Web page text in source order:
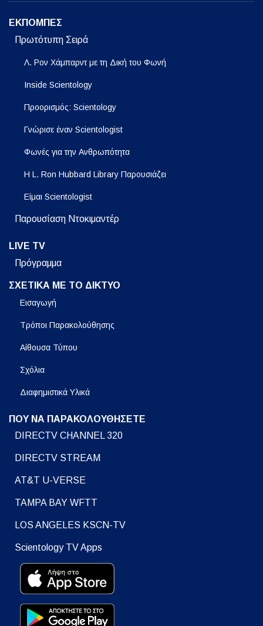
ΕΚΠΟΜΠΕΣ
Πρωτότυπη Σειρά
Λ. Ρον Χάμπαρντ με τη Δική του Φωνή
Inside Scientology
Προορισμός: Scientology
Γνώρισε έναν Scientologist
Φωνές για την Ανθρωπότητα
Η L. Ron Hubbard Library Παρουσιάζει
Είμαι Scientologist
Παρουσίαση Ντοκιμαντέρ
LIVE TV
Πρόγραμμα
ΣΧΕΤΙΚΑ ΜΕ ΤΟ ΔΙΚΤΥΟ
Εισαγωγή
Τρόποι Παρακολούθησης
Αίθουσα Τύπου
Σχόλια
Διαφημιστικά Υλικά
ΠΟΥ ΝΑ ΠΑΡΑΚΟΛΟΥΘΗΣΕΤΕ
DIRECTV CHANNEL 320
DIRECTV STREAM
AT&T U-VERSE
TAMPA BAY WFTT
LOS ANGELES KSCN-TV
Scientology TV Apps